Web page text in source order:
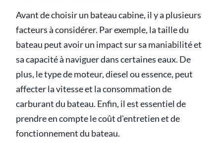
Avant de choisir un bateau cabine, il y a plusieurs
facteurs à considérer. Par exemple, la taille du
bateau peut avoir un impact sur sa maniabilité et
sa capacité à naviguer dans certaines eaux. De
plus, le type de moteur, diesel ou essence, peut
affecter la vitesse et la consommation de
carburant du bateau. Enfin, il est essentiel de
prendre en compte le coût d'entretien et de
fonctionnement du bateau.